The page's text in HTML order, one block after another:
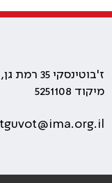
ז'בוטינסקי 35 רמת גן, בניין התאומים 2
מיקוד 5251108
tguvot@ima.org.il